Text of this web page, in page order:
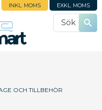
INKL. MOMS EXKL. MOMS
OCH TILLBEHÖR